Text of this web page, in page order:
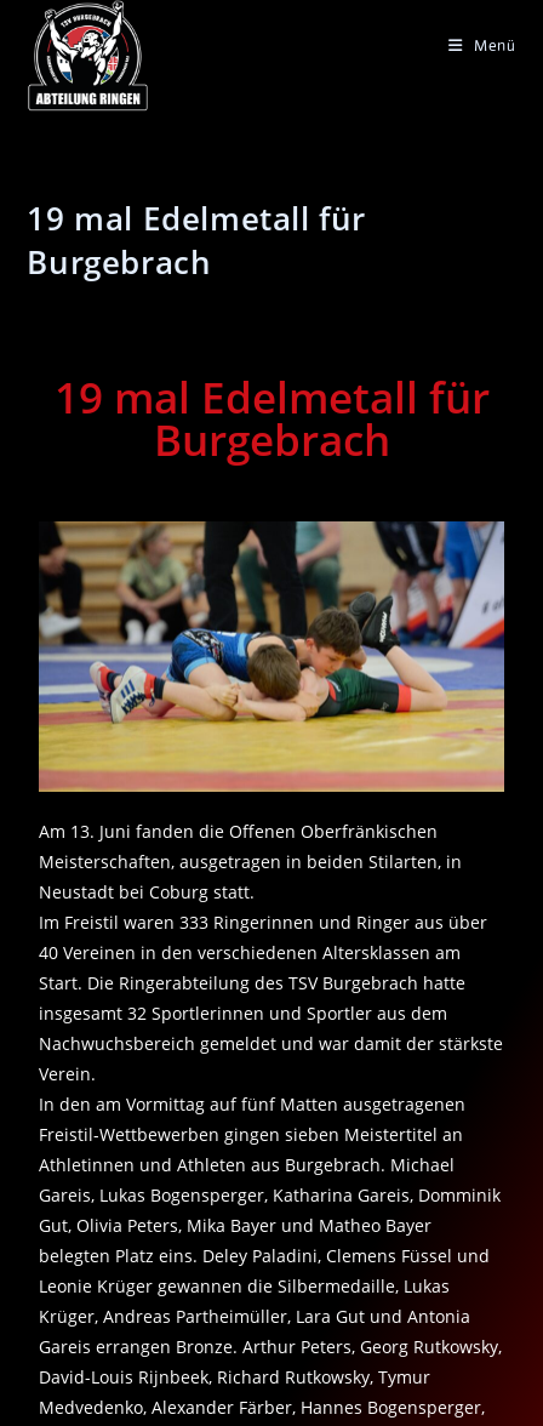
Menü
19 mal Edelmetall für
Burgebrach
19 mal Edelmetall für
Burgebrach
Am 13. Juni fanden die Offenen Oberfränkischen
Meisterschaften, ausgetragen in beiden Stilarten, in
Neustadt bei Coburg statt.
Im Freistil waren 333 Ringerinnen und Ringer aus über
40 Vereinen in den verschiedenen Altersklassen am
Start. Die Ringerabteilung des TSV Burgebrach hatte
insgesamt 32 Sportlerinnen und Sportler aus dem
Nachwuchsbereich gemeldet und war damit der stärkste
Verein.
In den am Vormittag auf fünf Matten ausgetragenen
Freistil-Wettbewerben gingen sieben Meistertitel an
Athletinnen und Athleten aus Burgebrach. Michael
Gareis, Lukas Bogensperger, Katharina Gareis, Domminik
Gut, Olivia Peters, Mika Bayer und Matheo Bayer
belegten Platz eins. Deley Paladini, Clemens Füssel und
Leonie Krüger gewannen die Silbermedaille, Lukas
Krüger, Andreas Partheimüller, Lara Gut und Antonia
Gareis errangen Bronze. Arthur Peters, Georg Rutkowsky,
David-Louis Rijnbeek, Richard Rutkowsky, Tymur
Medvedenko, Alexander Färber, Hannes Bogensperger,